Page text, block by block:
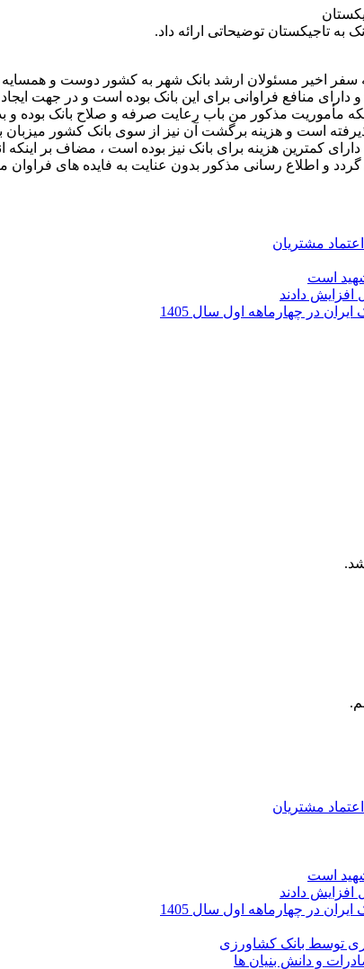
تاجیکستان توضیحاتی ارائه داد.
سفر اخیر مسئولان ارشد بانک شهر به کشور دوست و
منافع فراوانی برای این بانک بوده است و در جهت
مأموریت مذکور من باب رعایت صرفه و صلاح بانک بوده و
کمتر از پنج هزار دلار (معادل 250میلیون تومان) انجام پذیرفته است و هزینه برگشت
کمترین هزینه برای بانک نیز بوده است ، مضاف بر
و اطلاع رسانی مذکور بدون عنایت به فایده های
مشتریان
است
مشتریان
است